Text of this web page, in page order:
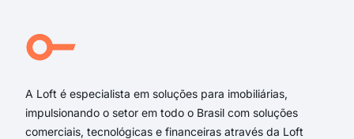
A Loft é especialista em soluções para imobiliárias,
impulsionando o setor em todo o Brasil com soluções
comerciais, tecnológicas e financeiras através da Loft